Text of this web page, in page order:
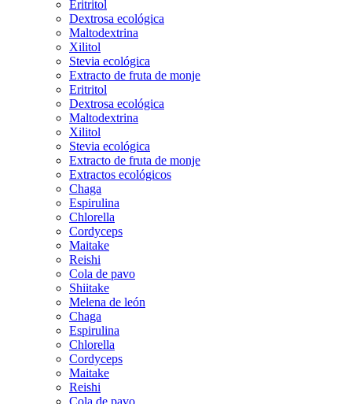
Eritritol
Dextrosa ecológica
Maltodextrina
Xilitol
Stevia ecológica
Extracto de fruta de monje
Eritritol
Dextrosa ecológica
Maltodextrina
Xilitol
Stevia ecológica
Extracto de fruta de monje
Extractos ecológicos
Chaga
Espirulina
Chlorella
Cordyceps
Maitake
Reishi
Cola de pavo
Shiitake
Melena de león
Chaga
Espirulina
Chlorella
Cordyceps
Maitake
Reishi
Cola de pavo